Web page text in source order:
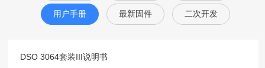
用户手册 最新固件 二次开发
DSO 3064套装III说明书